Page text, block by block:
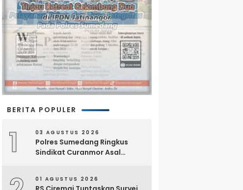
BERITA POPULER
1 03 AGUSTUS 2026
Polres Sumedang Ringkus
Sindikat Curanmor Asal
01 AGUSTUS 2026